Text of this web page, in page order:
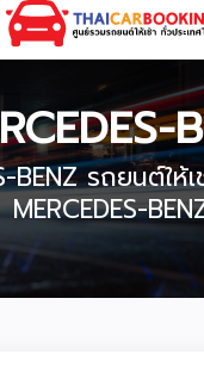
BENZ รถยนต์ให้
MERCEDES-